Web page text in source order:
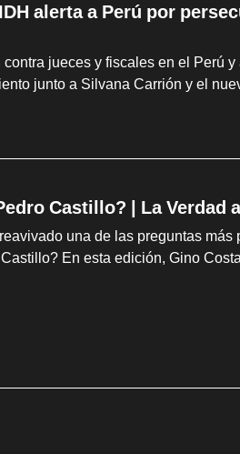
alerta a Perú por
jueces y fiscales en el Perú
junto a Silvana Carrión y el
Castillo? | La Verdad
una de las preguntas
En esta edición, Gino